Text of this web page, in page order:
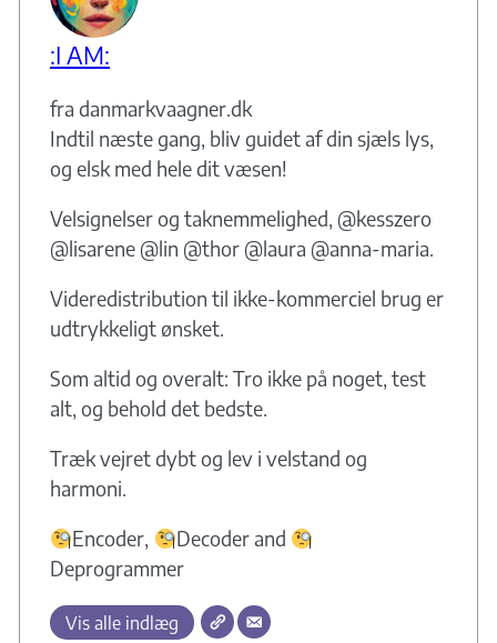
:I AM:
fra danmarkvaagner.dk
Indtil næste gang, bliv guidet af din sjæls lys,
og elsk med hele dit væsen!
Velsignelser og taknemmelighed, @kesszero
@lisarene @lin @thor @laura @anna-maria.
Videredistribution til ikke-kommerciel brug er
udtrykkeligt ønsket.
Som altid og overalt: Tro ikke på noget, test
alt, og behold det bedste.
Træk vejret dybt og lev i velstand og
harmoni.
Encoder,
Decoder and
Deprogrammer
Vis alle indlæg